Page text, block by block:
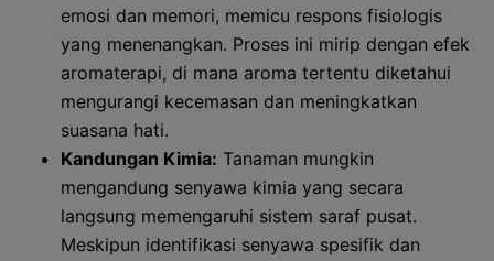
emosi dan memori, memicu respons fisiologis
yang menenangkan. Proses ini mirip dengan efek
aromaterapi, di mana aroma tertentu diketahui
mengurangi kecemasan dan meningkatkan
suasana hati.
Kandungan Kimia: Tanaman mungkin
mengandung senyawa kimia yang secara
langsung memengaruhi sistem saraf pusat.
Meskipun identifikasi senyawa spesifik dan